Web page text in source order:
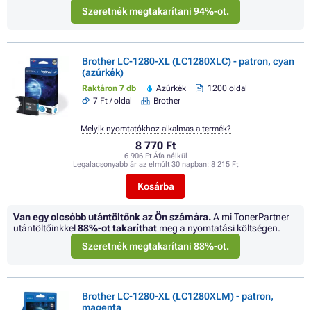
Szeretnék megtakarítani 94%-ot.
Brother LC-1280-XL (LC1280XLC) - patron, cyan
(azúrkék)
Raktáron 7 db Azúrkék
1200 oldal
7 Ft / oldal
Brother
8 770 Ft
6 906 Ft Áfa nélkül
Legalacsonyabb ár az elmúlt 30 napban: 8 215 Ft
Kosárba
Melyik nyomtatókhoz alkalmas a termék?
Van egy olcsóbb utántöltőnk az Ön számára.A mi TonerPartner
utántöltőinkkel88%-ot takaríthat meg a nyomtatási költségen.
Szeretnék megtakarítani 88%-ot.
Brother LC-1280-XL (LC1280XLM) - patron,
magenta